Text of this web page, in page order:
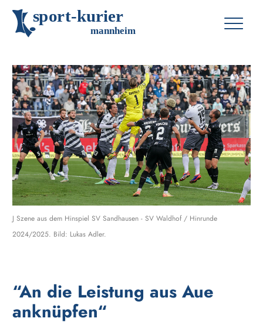
sport-kurier
mannheim
J Szene aus dem Hinspiel SV Sandhausen - SV Waldhof / Hinrunde
2024/2025. Bild: Lukas Adler.
“An die Leistung aus Aue
anknüpfen“